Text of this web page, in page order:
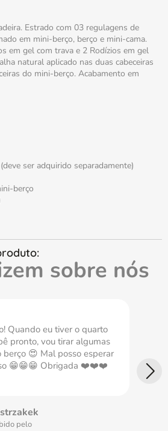
Estrado com 03 regulagens de
em mini-berço, berço e mini-cama.
em gel com trava e 2 Rodízios em gel
natural aplicado nas duas cabeceiras
do mini-berço. Acabamento em
ser adquirido separadamente)
berço
sobre nós
Quando eu tiver o quarto
pronto, vou tirar algumas
😍 Mal posso esperar
😁😁😁 Obrigada ❤️❤️❤️
pelo